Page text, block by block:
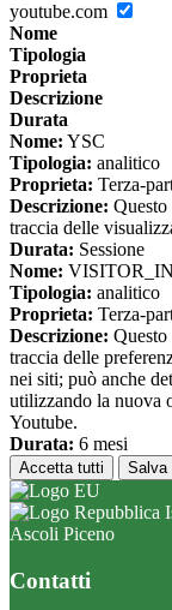
youtube.com
Nome
Tipologia
Proprieta
Descrizione
Durata
Nome: YSC
Tipologia: analitico
Proprieta: Terza-
Descrizione: Questo
traccia delle
Durata: Sessione
Nome:
Tipologia: analitico
Proprieta: Terza-
Descrizione: Questo
traccia delle
nei siti; può anche
utilizzando la nuova
Youtube.
Durata: 6 mesi
Accetta tutti Salva
Ascoli Piceno
Contatti